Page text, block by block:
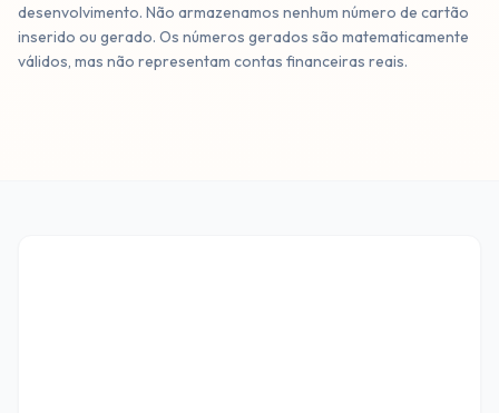
desenvolvimento. Não armazenamos nenhum número de cartão
inserido ou gerado. Os números gerados são matematicamente
válidos, mas não representam contas financeiras reais.